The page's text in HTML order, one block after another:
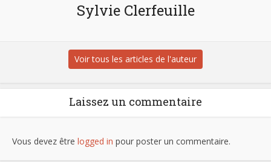
Sylvie Clerfeuille
Voir tous les articles de l'auteur
Laissez un commentaire
Vous devez être logged in pour poster un commentaire.